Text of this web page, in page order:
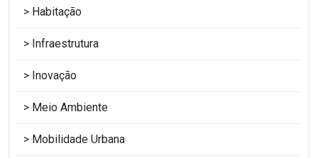
Habitação
Infraestrutura
Inovação
Meio Ambiente
Mobilidade Urbana